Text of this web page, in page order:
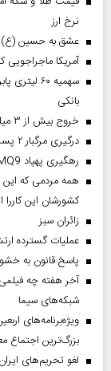
نرخ ارز
عشق به حسین (ع)
آمریکا
سهمیه
بانکی
خروج بیش از ۳ میلیون زائر از تمام مرز‌های کشور
درگیری مرگبار ۲ پسرخاله در پارک
رهگیری پهپاد MQ9 بر فراز تنگه هرمز
همه مردمی که این
کشورشان این
‌زائران سبز
عملیات گسترده
پاسخ قانون به
آخر هفته چه
شبکه‌های سیما
ویژه‌برنامه‌های
بزرگ‌ترین اجتماع
لغو تحریم‌های